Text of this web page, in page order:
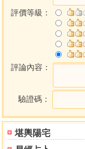
堪輿陽宅
評價等級：
評論內容：
驗證碼：